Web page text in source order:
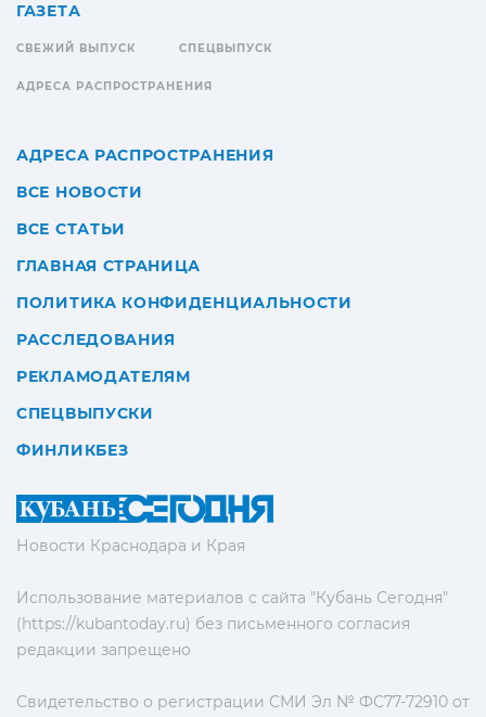
Новости Краснодара и Края
Использование материалов с сайта "Кубань Сегодня"
(https://kubantoday.ru) без письменного согласия
редакции запрещено
Свидетельство о регистрации СМИ Эл № ФС77-72910 от
ГАЗЕТА
СВЕЖИЙ ВЫПУСК СПЕЦВЫПУСК
АДРЕСА РАСПРОСТРАНЕНИЯ
АДРЕСА РАСПРОСТРАНЕНИЯ
ВСЕ НОВОСТИ
ВСЕ СТАТЬИ
ГЛАВНАЯ СТРАНИЦА
ПОЛИТИКА КОНФИДЕНЦИАЛЬНОСТИ
РАССЛЕДОВАНИЯ
РЕКЛАМОДАТЕЛЯМ
СПЕЦВЫПУСКИ
ФИНЛИКБЕЗ